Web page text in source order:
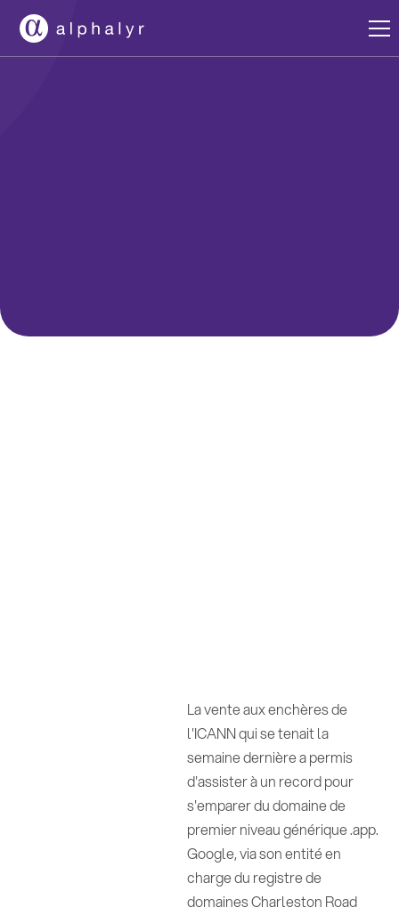
La vente aux enchères de
l'ICANN qui se tenait la
semaine dernière a permis
d'assister à un record pour
s'emparer du domaine de
premier niveau générique .app.
Google, via son entité en
charge du registre de
domaines Charleston Road